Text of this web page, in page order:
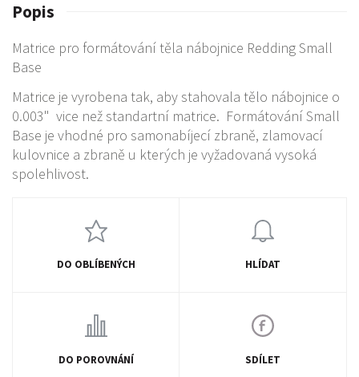
Popis
Matrice pro formátování těla nábojnice Redding Small
Base
Matrice je vyrobena tak, aby stahovala tělo nábojnice o
0.003" vice než standartní matrice. Formátování Small
Base je vhodné pro samonabíjecí zbraně, zlamovací
kulovnice a zbraně u kterých je vyžadovaná vysoká
spolehlivost.
DO OBLÍBENÝCH HLÍDAT
DO POROVNÁNÍ SDÍLET